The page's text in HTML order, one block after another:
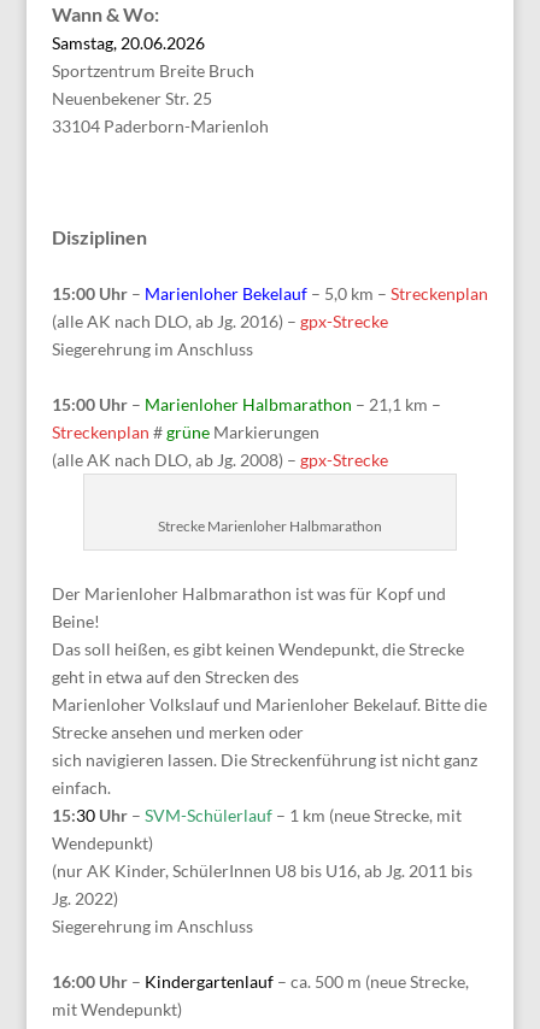
Wann & Wo:
Samstag, 20.06.2026
Sportzentrum Breite Bruch
Neuenbekener Str. 25
33104 Paderborn-Marienloh
Disziplinen
15:00 Uhr– Marienloher Bekelauf– 5,0 km – Streckenplan
(alle AK nach DLO, ab Jg. 2016) – gpx-Strecke
Siegerehrung im Anschluss
15:00 Uhr– Marienloher Halbmarathon – 21,1 km –
Streckenplan #grüneMarkierungen
(alle AK nach DLO, ab Jg. 2008) – gpx-Strecke
Strecke Marienloher Halbmarathon
Der Marienloher Halbmarathon ist was für Kopf und
Beine!
Das soll heißen, es gibt keinen Wendepunkt, die Strecke
geht in etwa auf den Strecken des
Marienloher Volkslauf und Marienloher Bekelauf. Bitte die
Strecke ansehen und merken oder
sich navigieren lassen. Die Streckenführung ist nicht ganz
einfach.
15:30Uhr– SVM-Schülerlauf– 1 km (neue Strecke, mit
Wendepunkt)
(nur AK Kinder, SchülerInnen U8 bis U16, ab Jg. 2011 bis
Jg. 2022)
Siegerehrung im Anschluss
16:00 Uhr– Kindergartenlauf– ca. 500 m (neue Strecke,
mit Wendepunkt)